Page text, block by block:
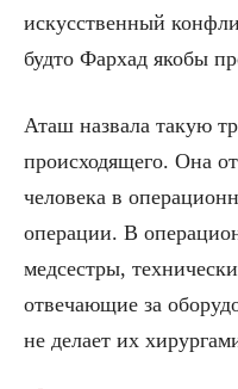
искусственный
будто Фархад якобы
Аташ назвала такую
происходящего. Она
человека в
операции. В
медсестры,
отвечающие за
не делает их